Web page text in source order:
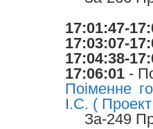
17:01:47-
17:03:07-
17:04:38-
17:06:01 -
Поіменне
І.С. (
За-249